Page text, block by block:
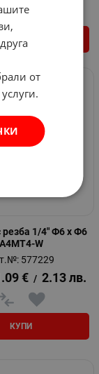
резба 1/4" Ф6 х Ф6
А4MT4-W
577229
€ / 2.13 лв.
КУПИ
от